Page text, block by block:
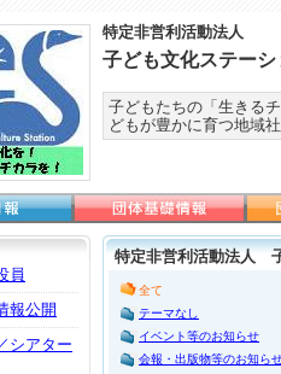
特定非営利活動法人
子ども文化ステーシ
子どもたちの「生きる
どもが豊かに育つ地域
員
報公開
シアター
特定非営利活動法人
全て
テーマなし
イベント等のお知らせ
会報・出版物等のお知ら